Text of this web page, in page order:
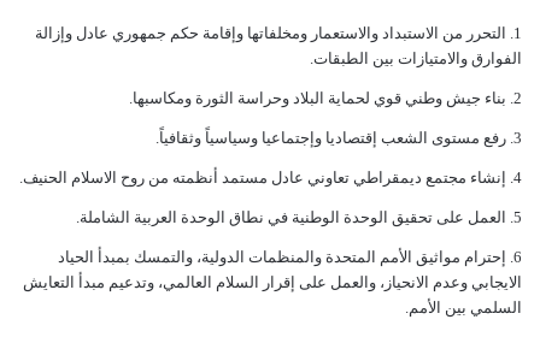
ﺍﻟﺘﺤﺮﺭ ﻣﻦ ﺍﻻﺳﺘﺒﺪﺍﺩ ﻭﺍﻻﺳﺘﻌﻤﺎﺭ ﻭﻣﺨﻠﻔﺎﺗﻬﺎ ﻭﺇﻗﺎﻣﺔ ﺣﻜﻢ ﺟﻤﻬﻮﺭﻱ ﻋﺎﺩﻝ ﻭﺇﺯﺍﻟﺔ
ﺍﻟﻔﻮﺍﺭﻕ ﻭﺍﻻﻣﺘﻴﺎﺯﺍﺕ ﺑﻴﻦ ﺍﻟﻄﺒﻘﺎﺕ.
ﺑﻨﺎﺀ ﺟﻴﺶ ﻭﻃﻨﻲ ﻗﻮﻱ ﻟﺤﻤﺎﻳﺔ ﺍﻟﺒﻼﺩ ﻭﺣﺮﺍﺳﺔ ﺍﻟﺜﻮﺭﺓ ﻭﻣﻜﺎﺳﺒﻬﺎ.
ﺭﻓﻊ ﻣﺴﺘﻮﻯ ﺍﻟﺸﻌﺐ ﺇﻗﺘﺼﺎﺩﻳﺎ ﻭﺇﺟﺘﻤﺎﻋﻴﺎ ﻭﺳﻴﺎﺳﻴﺎً ﻭﺛﻘﺎﻓﻴﺎً.
ﺇﻧﺸﺎﺀ ﻣﺠﺘﻤﻊ ﺩﻳﻤﻘﺮﺍﻃﻲ ﺗﻌﺎﻭﻧﻲ ﻋﺎﺩﻝ ﻣﺴﺘﻤﺪ ﺃﻧﻈﻤﺘﻪ ﻣﻦ ﺭﻭﺡ ﺍﻻﺳﻼﻡ ﺍﻟﺤﻨﻴﻒ.
ﺍﻟﻌﻤﻞ ﻋﻠﻰ ﺗﺤﻘﻴﻖ ﺍﻟﻮﺣﺪﺓ ﺍﻟﻮﻃﻨﻴﺔ ﻓﻲ ﻧﻄﺎﻕ ﺍﻟﻮﺣﺪﺓ ﺍﻟﻌﺮﺑﻴﺔ ﺍﻟﺸﺎﻣﻠﺔ.
ﺇﺣﺘﺮﺍﻡ ﻣﻮﺍﺛﻴﻖ الأﻣﻢ ﺍﻟﻤﺘﺤﺪﺓ ﻭﺍﻟﻤﻨﻈﻤﺎﺕ ﺍﻟﺪﻭﻟﻴﺔ، ﻭﺍﻟﺘﻤﺴﻚ ﺑﻤﺒﺪﺃ ﺍﻟﺤﻴﺎﺩ
ﺍﻻﻳﺠﺎﺑﻲ ﻭﻋﺪﻡ ﺍﻻﻧﺤﻴﺎﺯ، ﻭﺍﻟﻌﻤﻞ ﻋﻠﻰ ﺇﻗﺮﺍﺭ ﺍﻟﺴﻼﻡ ﺍﻟﻌﺎﻟﻤﻲ، ﻭﺗﺪﻋﻴﻢ ﻣﺒﺪﺃ ﺍﻟﺘﻌﺎﻳﺶ
ﺍﻟﺴﻠﻤﻲ ﺑﻴﻦ ﺍﻷﻣﻢ.